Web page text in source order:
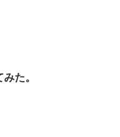
た。